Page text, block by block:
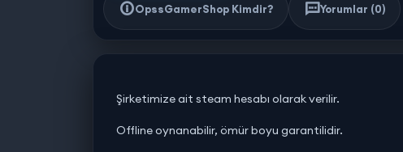
OpssGamerShop Kimdir? Yorumlar (0)
Şirketimize ait steam hesabı olarak verilir.
Offline oynanabilir, ömür boyu garantilidir.